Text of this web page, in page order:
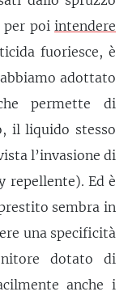
per poi intendere
fuoriesce, è
adottato
permette di
il liquido stesso
l’invasione di
repellente). Ed è
sembra in
una specificità
dotato di
anche i